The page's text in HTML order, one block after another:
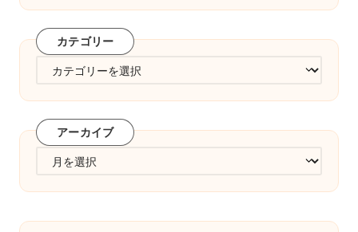
カテゴリー
ゴ
リ
ー
アーカイブ
カ